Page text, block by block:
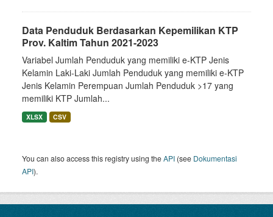
Data Penduduk Berdasarkan Kepemilikan KTP
Prov. Kaltim Tahun 2021-2023
Variabel Jumlah Penduduk yang memiliki e-KTP Jenis
Kelamin Laki-Laki Jumlah Penduduk yang memiliki e-KTP
Jenis Kelamin Perempuan Jumlah Penduduk >17 yang
memiliki KTP Jumlah...
XLSX CSV
You can also access this registry using theAPI (see Dokumentasi
API).